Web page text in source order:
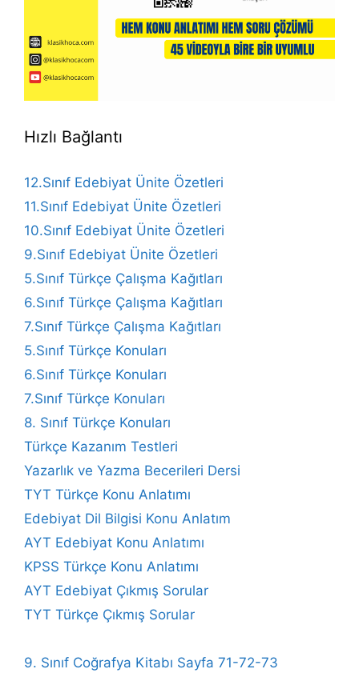
Hızlı Bağlantı
12.Sınıf Edebiyat Ünite Özetleri
11.Sınıf Edebiyat Ünite Özetleri
10.Sınıf Edebiyat Ünite Özetleri
9.Sınıf Edebiyat Ünite Özetleri
5.Sınıf Türkçe Çalışma Kağıtları
6.Sınıf Türkçe Çalışma Kağıtları
7.Sınıf Türkçe Çalışma Kağıtları
5.Sınıf Türkçe Konuları
6.Sınıf Türkçe Konuları
7.Sınıf Türkçe Konuları
8. Sınıf Türkçe Konuları
Türkçe Kazanım Testleri
Yazarlık ve Yazma Becerileri Dersi
TYT Türkçe Konu Anlatımı
Edebiyat Dil Bilgisi Konu Anlatım
AYT Edebiyat Konu Anlatımı
KPSS Türkçe Konu Anlatımı
AYT Edebiyat Çıkmış Sorular
TYT Türkçe Çıkmış Sorular
9. Sınıf Coğrafya Kitabı Sayfa 71-72-73